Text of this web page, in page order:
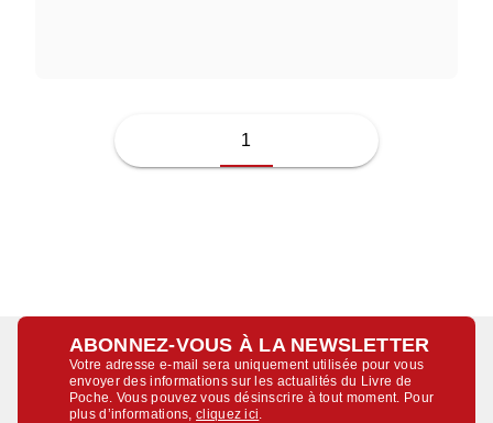
1
ABONNEZ-VOUS À LA NEWSLETTER
Votre adresse e-mail sera uniquement utilisée pour vous
envoyer des informations sur les actualités du Livre de
Poche. Vous pouvez vous désinscrire à tout moment. Pour
plus d’informations,cliquez ici